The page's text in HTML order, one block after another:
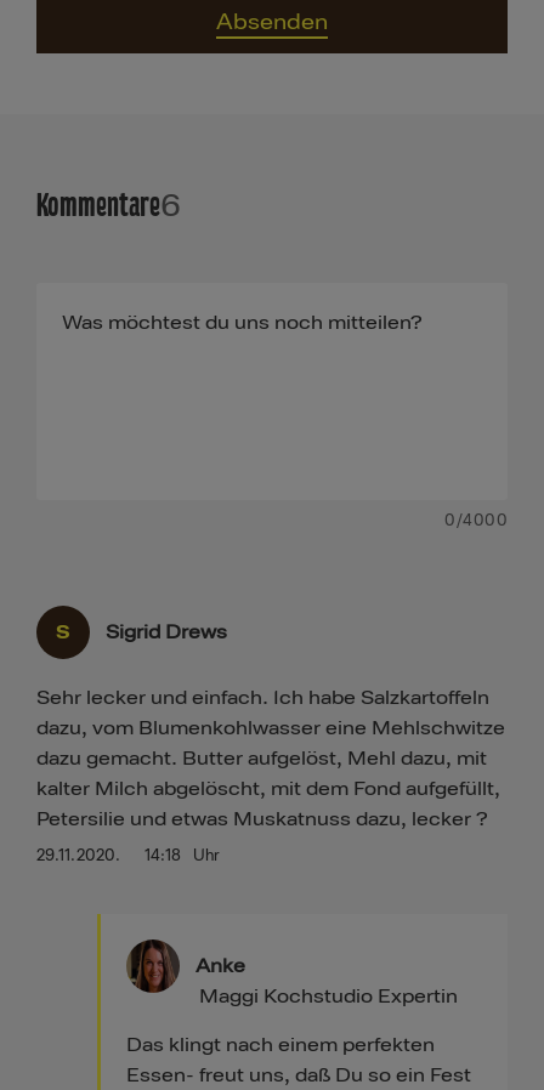
Absenden
Kommentare6
0 /4000
S Sigrid Drews
29.11.2020. 14:18 Uhr
Sehr lecker und einfach. Ich habe Salzkartoffeln
dazu, vom Blumenkohlwasser eine Mehlschwitze
dazu gemacht. Butter aufgelöst, Mehl dazu, mit
kalter Milch abgelöscht, mit dem Fond aufgefüllt,
Petersilie und etwas Muskatnuss dazu, lecker ?
Anke
Maggi Kochstudio Expertin
Das klingt nach einem perfekten
Essen- freut uns, daß Du so ein Fest